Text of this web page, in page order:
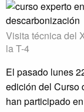
Visita técnica del
la T-4
El pasado lunes
edición del Curso
han participado